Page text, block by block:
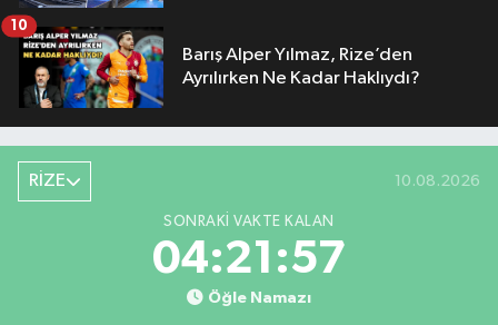
Barış Alper Yılmaz, Rize’den
Ayrılırken Ne Kadar Haklıydı?
10
RİZE 10.08.2026
SONRAKI VAKTE KALAN
04:21:57
Öğle Namazı